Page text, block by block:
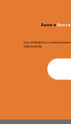
Apoie a Nossa
Sua contribuição é o combustível que
fluência da fala.